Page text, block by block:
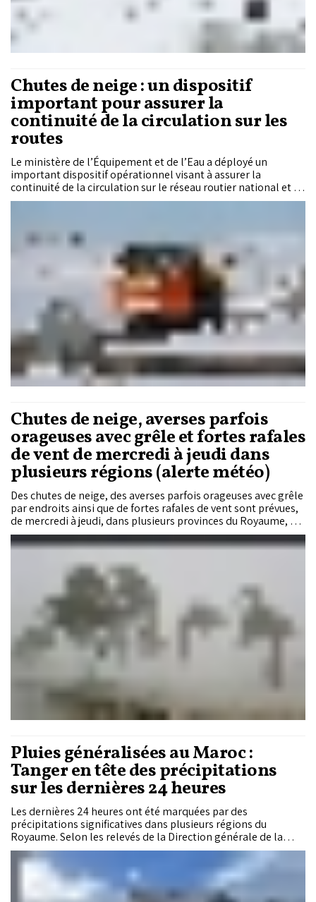
Chutes de neige : un dispositif
important pour assurer la
continuité de la circulation sur les
routes
Le ministère de l’Équipement et de l’Eau a déployé un
important dispositif opérationnel visant à assurer la
continuité de la circulation sur le réseau routier national et à
garantir la sécurité des usagers, suite aux importantes chutes
qu’aux fortes pluies orageuses ayant affecté de nombreuses
régions du Royaume depuis la nuit du lundi 15 décembre
Chutes de neige, averses parfois
orageuses avec grêle et fortes rafales
de vent de mercredi à jeudi dans
plusieurs régions (alerte météo)
Des chutes de neige, des averses parfois orageuses avec grêle
par endroits ainsi que de fortes rafales de vent sont prévues,
de mercredi à jeudi, dans plusieurs provinces du Royaume, a
annoncé la Direction générale de la météorologie (DGM).
Pluies généralisées au Maroc :
Tanger en tête des précipitations
sur les dernières 24 heures
Les dernières 24 heures ont été marquées par des
précipitations significatives dans plusieurs régions du
Royaume. Selon les relevés de la Direction générale de la
météorologie, les cumuls de pluie ont particulièrement
concerné le nord et le centre du pays, avec Tanger
enregistrant le volume le plus élevé.